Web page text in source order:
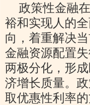
政策性金融
裕和实现人的
向，着重解决
金融资源配置
两极分化，形
济增长质量。
取优惠性利率